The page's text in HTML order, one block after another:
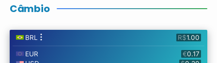
Câmbio